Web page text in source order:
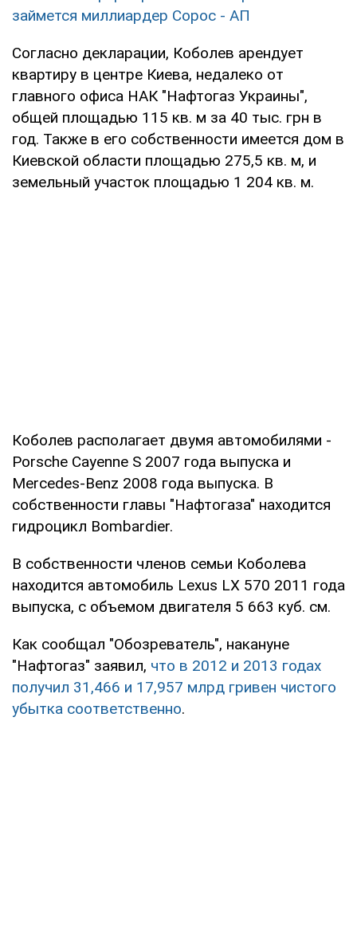
займется миллиардер Сорос - АП
Согласно декларации, Коболев арендует
квартиру в центре Киева, недалеко от
главного офиса НАК "Нафтогаз Украины",
общей площадью 115 кв. м за 40 тыс. грн в
год. Также в его собственности имеется дом в
Киевской области площадью 275,5 кв. м, и
земельный участок площадью 1 204 кв. м.
Коболев располагает двумя автомобилями -
Porsche Cayenne S 2007 года выпуска и
Mercedes-Benz 2008 года выпуска. В
собственности главы "Нафтогаза" находится
гидроцикл Bombardier.
В собственности членов семьи Коболева
находится автомобиль Lexus LX 570 2011 года
выпуска, с объемом двигателя 5 663 куб. см.
Как сообщал "Обозреватель", накануне
"Нафтогаз" заявил, что в 2012 и 2013 годах
получил 31,466 и 17,957 млрд гривен чистого
убытка соответственно.